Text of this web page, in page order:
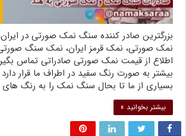
بزرگترین صادر کننده سنگ نمک صورتی در
نمک صورتی، نمک قرمز ایران، نمک سنگ صورتی
اطلاع از قیمت نمک صورتی صادراتی تماس
بیشتر به صورت رنگ سفید در اطراف ما قرار
بسیاری از ما تا بحال سنگ نمک را به رنگ
بیشتر بخوانید »